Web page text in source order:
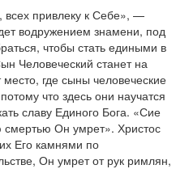
всех привлеку к Себе», —
водружением знамени, под
чтобы стать едиными в
Человеческий станет на
где сыны человеческие
что здесь они научатся
славу Единого Бога. «Сие
смертью Он умрет». Христос
Его камнями по
Он умрет от рук римлян,